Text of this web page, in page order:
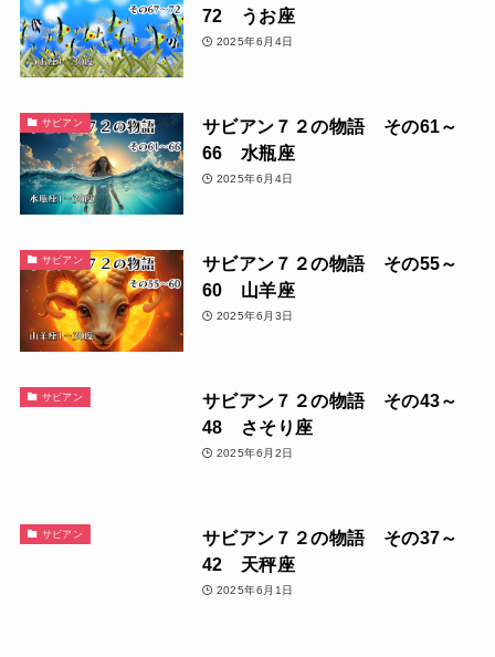
72 うお座
2025年6月4日
サビアン
サビアン７２の物語 その61～
66 水瓶座
2025年6月4日
サビアン
サビアン７２の物語 その55～
60 山羊座
2025年6月3日
サビアン
サビアン７２の物語 その43～
48 さそり座
2025年6月2日
サビアン
サビアン７２の物語 その37～
42 天秤座
2025年6月1日